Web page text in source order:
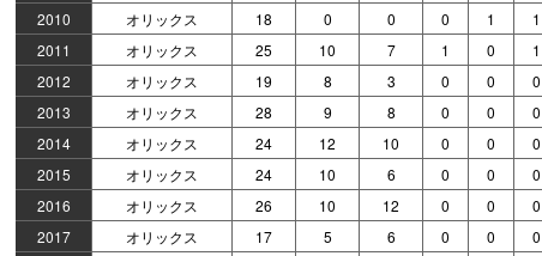
2010
オリックス 18 0 0 0 1 1
2011
オリックス 25 10 7 1 0 1
2012
オリックス 19 8 3 0 0 0
2013
オリックス 28 9 8 0 0 0
2014
オリックス 24 12 10 0 0 0
2015
オリックス 24 10 6 0 0 0
2016
オリックス 26 10 12 0 0 0
2017
オリックス 17 5 6 0 0 0